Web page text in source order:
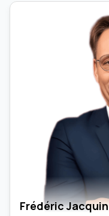
Frédéric Jacquin